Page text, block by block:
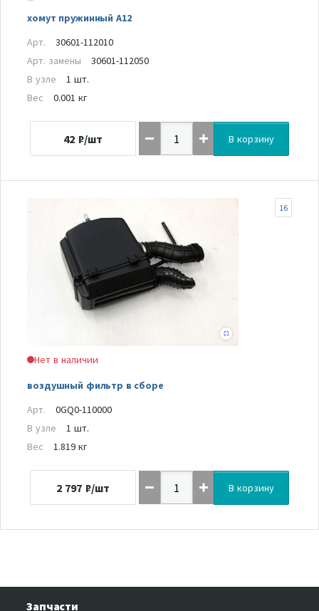
хомут пружинный А12
Арт.
30601-112010
Арт. замены
30601-112050
В узле
1 шт.
Вес
0.001 кг
42 ₽/шт В корзину
Нет в наличии
воздушный фильтр в сборе
16
Арт.
0GQ0-110000
В узле
1 шт.
Вес
1.819 кг
2 797 ₽/шт В корзину
Запчасти